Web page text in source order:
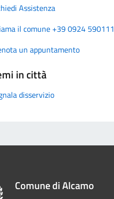
Assistenza
il comune +39 0924 590111
un appuntamento
in città
disservizio
Comune di Alcamo